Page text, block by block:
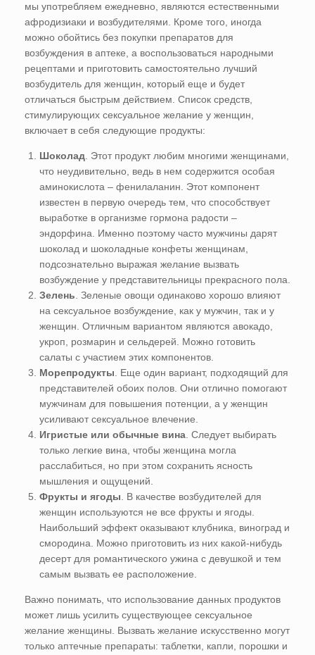
мы употребляем ежедневно, являются естественными
афродизиаки и возбудителями. Кроме того, иногда
можно обойтись без покупки препаратов для
возбуждения в аптеке, а воспользоваться народными
рецептами и приготовить самостоятельно лучший
возбудитель для женщин, который еще и будет
отличаться быстрым действием. Список средств,
стимулирующих сексуальное желание у женщин,
включает в себя следующие продукты:
Шоколад. Этот продукт любим многими женщинами,
что неудивительно, ведь в нем содержится особая
аминокислота – фенилаланин. Этот компонент
известен в первую очередь тем, что способствует
выработке в организме гормона радости –
эндорфина. Именно поэтому часто мужчины дарят
шоколад и шоколадные конфеты женщинам,
подсознательно выражая желание вызвать
возбуждение у представительницы прекрасного пола.
Зелень. Зеленые овощи одинаково хорошо влияют
на сексуальное возбуждение, как у мужчин, так и у
женщин. Отличным вариантом являются авокадо,
укроп, розмарин и сельдерей. Можно готовить
салаты с участием этих компонентов.
Морепродукты. Еще один вариант, подходящий для
представителей обоих полов. Они отлично помогают
мужчинам для повышения потенции, а у женщин
усиливают сексуальное влечение.
Игристые или обычные вина. Следует выбирать
только легкие вина, чтобы женщина могла
расслабиться, но при этом сохранить ясность
мышления и ощущений.
Фрукты и ягоды. В качестве возбудителей для
женщин используются не все фрукты и ягоды.
Наибольший эффект оказывают клубника, виноград и
смородина. Можно приготовить из них какой-нибудь
десерт для романтического ужина с девушкой и тем
самым вызвать ее расположение.
Важно понимать, что использование данных продуктов
может лишь усилить существующее сексуальное
желание женщины. Вызвать желание искусственно могут
только аптечные препараты: таблетки, капли, порошки и